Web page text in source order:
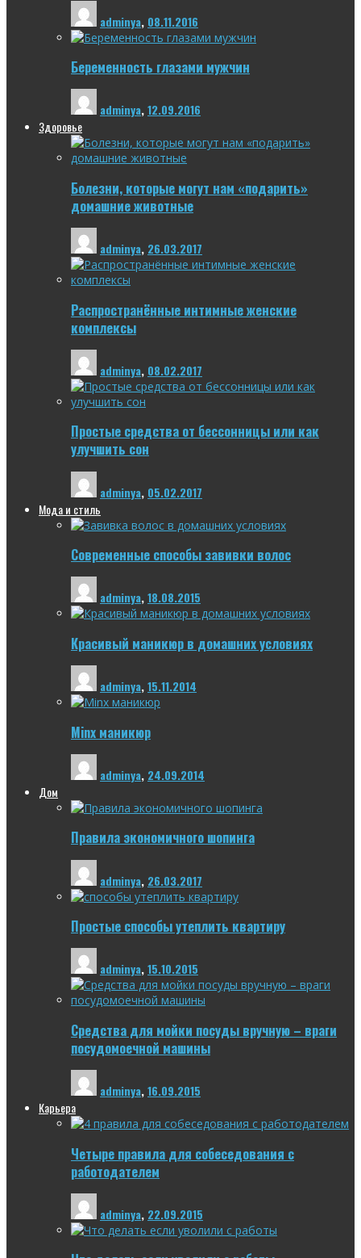
adminya, 08.11.2016
Беременность глазами мужчин
adminya,12.09.2016
Здоровье
Болезни, которые могут нам «подарить»
домашние животные
adminya, 26.03.2017
Распространённые интимные женские
комплексы
adminya, 08.02.2017
Простые средства от бессонницы или как
улучшить сон
adminya, 05.02.2017
Мода и стиль
Современные способы завивки волос
adminya,18.08.2015
Красивый маникюр в домашних условиях
adminya,15.11.2014
Minx маникюр
adminya, 24.09.2014
Дом
Правила экономичного шопинга
adminya, 26.03.2017
Простые способы утеплить квартиру
adminya,15.10.2015
Средства для мойки посуды вручную – враги
посудомоечной машины
adminya,16.09.2015
Карьера
Четыре правила для собеседования с
работодателем
adminya, 22.09.2015